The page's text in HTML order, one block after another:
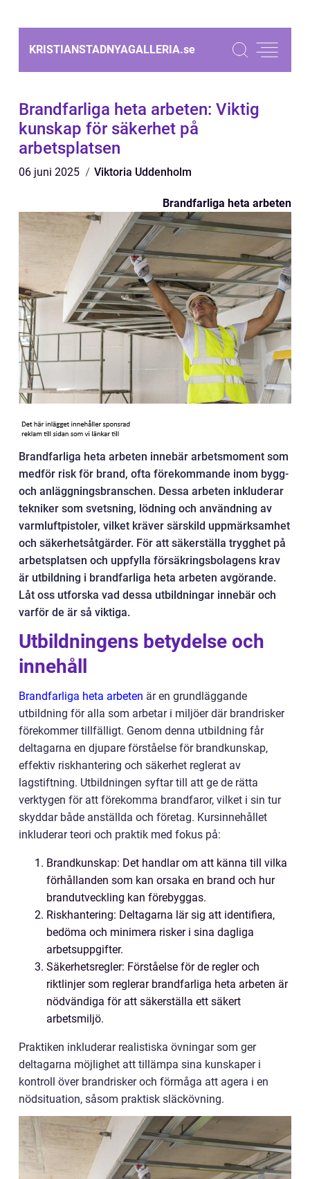
KRISTIANSTADNYAGALLERIA.se
Brandfarliga heta arbeten: Viktig
kunskap för säkerhet på
arbetsplatsen
06 juni 2025 Viktoria Uddenholm
Brandfarliga heta arbeten
Brandfarliga heta arbeten innebär arbetsmoment som
medför risk för brand, ofta förekommande inom bygg-
och anläggningsbranschen. Dessa arbeten inkluderar
tekniker som svetsning, lödning och användning av
varmluftpistoler, vilket kräver särskild uppmärksamhet
och säkerhetsåtgärder. För att säkerställa trygghet på
arbetsplatsen och uppfylla försäkringsbolagens krav
är utbildning i brandfarliga heta arbeten avgörande.
Låt oss utforska vad dessa utbildningar innebär och
varför de är så viktiga.
Utbildningens betydelse och
innehåll
Brandfarliga heta arbeten är en grundläggande
utbildning för alla som arbetar i miljöer där brandrisker
förekommer tillfälligt. Genom denna utbildning får
deltagarna en djupare förståelse för brandkunskap,
effektiv riskhantering och säkerhet reglerat av
lagstiftning. Utbildningen syftar till att ge de rätta
verktygen för att förekomma brandfaror, vilket i sin tur
skyddar både anställda och företag. Kursinnehållet
inkluderar teori och praktik med fokus på:
Brandkunskap: Det handlar om att känna till vilka
förhållanden som kan orsaka en brand och hur
brandutveckling kan förebyggas.
Riskhantering: Deltagarna lär sig att identifiera,
bedöma och minimera risker i sina dagliga
arbetsuppgifter.
Säkerhetsregler: Förståelse för de regler och
riktlinjer som reglerar brandfarliga heta arbeten är
nödvändiga för att säkerställa ett säkert
arbetsmiljö.
Praktiken inkluderar realistiska övningar som ger
deltagarna möjlighet att tillämpa sina kunskaper i
kontroll över brandrisker och förmåga att agera i en
nödsituation, såsom praktisk släckövning.